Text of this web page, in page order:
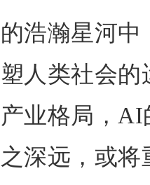
瀚星河中
人类社会
业格局，
深远，或